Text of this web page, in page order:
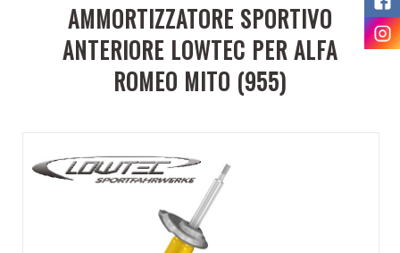
AMMORTIZZATORE SPORTIVO
ANTERIORE LOWTEC PER ALFA
ROMEO MITO (955)